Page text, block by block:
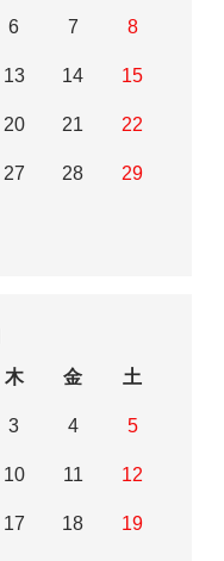
6 7 8
13 14 15
20 21 22
27 28 29
木 金 土
3 4 5
10 11 12
17 18 19